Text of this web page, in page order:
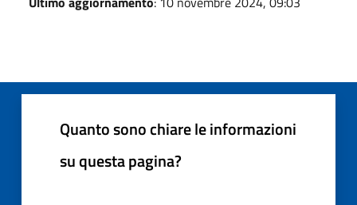
Quanto sono chiare le informazioni
su questa pagina?